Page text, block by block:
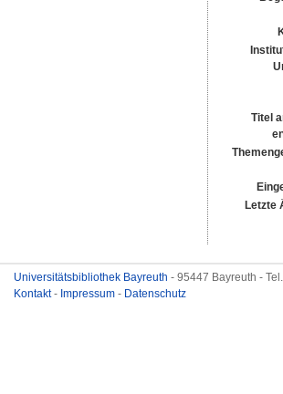
Titel
Letzte
Universitätsbibliothek Bayreuth - 95447 Bayreuth -
Kontakt- Impressum - Datenschutz